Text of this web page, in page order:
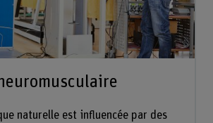
naturelle est influencée par des